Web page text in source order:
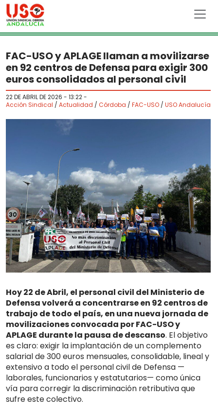
Skip to main content
FAC-USO y APLAGE llaman a movilizarse
en 92 centros de Defensa para exigir 300
euros consolidados al personal civil
22 DE ABRIL DE 2026 - 13:22-
Acción Sindical / Actualidad / Córdoba / FAC-USO / USO Andalucía
Hoy 22 de Abril, el personal civil del Ministerio de
Defensa volverá a concentrarse en 92 centros de
trabajo de todo el país, en una nueva jornada de
movilizaciones convocada por FAC-USO y
APLAGE durante la pausa de descanso. El objetivo
es claro: exigir la implantación de un complemento
salarial de 300 euros mensuales, consolidable, lineal y
extensivo a todo el personal civil de Defensa —
laborales, funcionarios y estatutarios— como única
vía para corregir la discriminación retributiva que
sufre este colectivo.